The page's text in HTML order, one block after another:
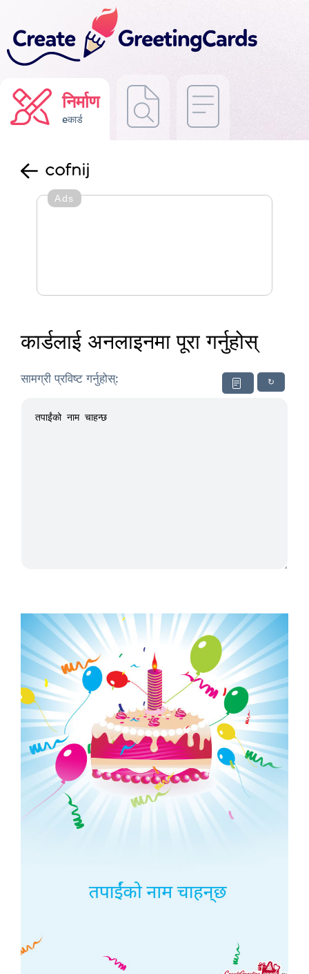
निर्माण
eकार्ड
cofnij
Ads
कार्डलाई अनलाइनमा पूरा गर्नुहोस्
↻
सामग्री प्रविष्ट गर्नुहोस्: